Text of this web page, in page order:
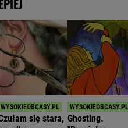
się stara, Ghosting.